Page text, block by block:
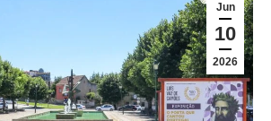
Jun
10
2026